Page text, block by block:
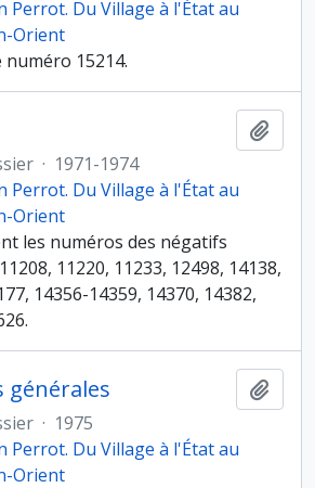
Perrot. Du Village à l'État au
Orient
15214.
· 1971-1974
Perrot. Du Village à l'État au
Orient
les numéros des négatifs
11220, 11233, 12498, 14138,
14356-14359, 14370, 14382,
générales
· 1975
Perrot. Du Village à l'État au
Orient